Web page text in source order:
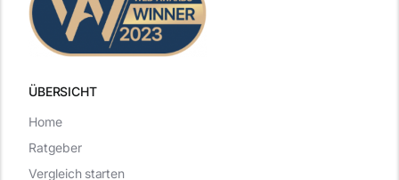
ÜBERSICHT
Home
Ratgeber
Vergleich starten